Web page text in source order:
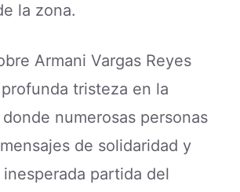
la zona.
Armani Vargas Reyes
tristeza en la
numerosas personas
de solidaridad y
partida del